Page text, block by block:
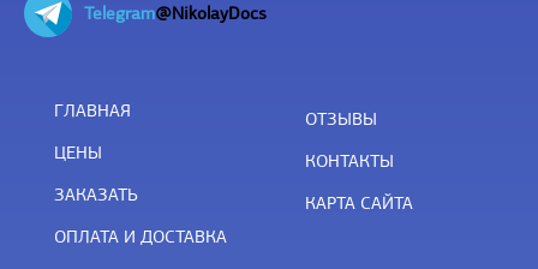
Telegram@NikolayDocs
ГЛАВНАЯ
ЦЕНЫ
ЗАКАЗАТЬ
ОПЛАТА И ДОСТАВКА
ОТЗЫВЫ
КОНТАКТЫ
КАРТА САЙТА